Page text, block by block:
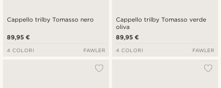
Cappello trilby Tomasso nero
89,95 €
4 COLORI FAWLER
Cappello trilby Tomasso verde
oliva
89,95 €
4 COLORI FAWLER